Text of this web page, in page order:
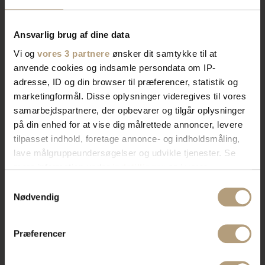
Ansvarlig brug af dine data
Vi og vores 3 partnere ønsker dit samtykke til at
anvende cookies og indsamle persondata om IP-
adresse, ID og din browser til præferencer, statistik og
marketingformål. Disse oplysninger videregives til vores
samarbejdspartnere, der opbevarer og tilgår oplysninger
på din enhed for at vise dig målrettede annoncer, levere
tilpasset indhold, foretage annonce- og indholdsmåling,
lave målgruppeundersøgelser og udvikle tjenester. Se
tilbage eller ændre indstillinger fra vores
"Cookiedeklaration", eller ved at trykke på "Privacy
Nødvendig
Præferencer
erhvervslokaler​
Vores brede sortiment forvandler dit rum med stil og
funktionalitet. Find tidløst design, æstetik, eller
farverigt interiør. Vi har skænke, TV-borde, bordben,
og mere, der afspejler din stil. Vores produkter
kombinerer skønhed og praktik for et hjem der
imponerer. Skab rummet du drømmer om med os.